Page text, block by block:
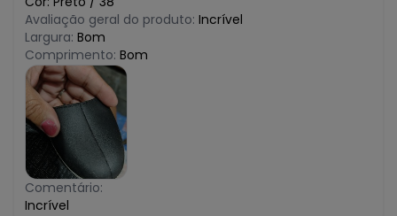
Avaliação geral do produto: Incrível
Largura: Bom
Comprimento: Bom
Comentário:
Incrível